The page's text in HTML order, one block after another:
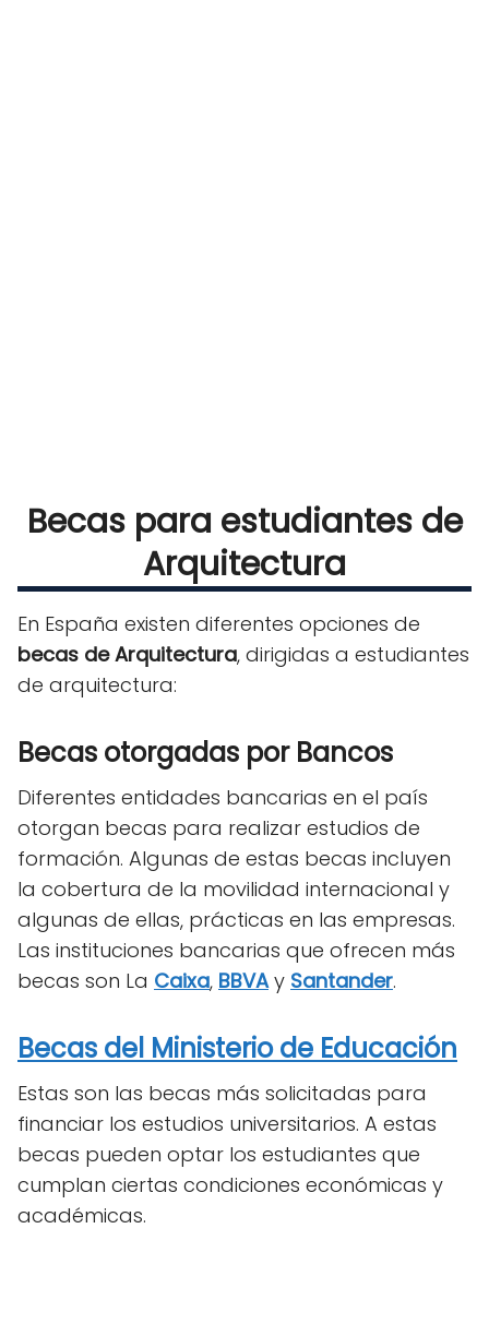
Becas para estudiantes de
Arquitectura
En España existen diferentes opciones de
becas de Arquitectura, dirigidas a estudiantes
de arquitectura:
Becas otorgadas por Bancos
Diferentes entidades bancarias en el país
otorgan becas para realizar estudios de
formación. Algunas de estas becas incluyen
la cobertura de la movilidad internacional y
algunas de ellas, prácticas en las empresas.
Las instituciones bancarias que ofrecen más
becas son La Caixa, BBVAy Santander.
Becas del Ministerio de Educación
Estas son las becas más solicitadas para
financiar los estudios universitarios. A estas
becas pueden optar los estudiantes que
cumplan ciertas condiciones económicas y
académicas.